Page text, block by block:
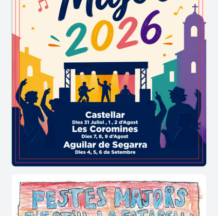
Wonderland és el nom de l’exposició d’objectes
de Michael Jackson que el Mag Lari ha estat
recopilant al llarg de la seva vida. Fan del cantant
des que tenia vuit anys, ha consolidat una de les
col·leccions obertes al públic més originals que hi
ha. La seva premissa ha estat la de mostrar
objectes que van formar part de la vida del
cantant, radicalment diferents entre ells i poc
habituals de veure. Així doncs, hi podem trobar
peces de roba, mobles de casa seva, discos d’or,
petits objectes personals i fins i tot el seu famós
guant d’Swarovskis.
El Petit Llantiol
El petit Llantiol és el cafè-teatre de La Casa dels
Àngels. Està situat a la terrassa i té una capacitat